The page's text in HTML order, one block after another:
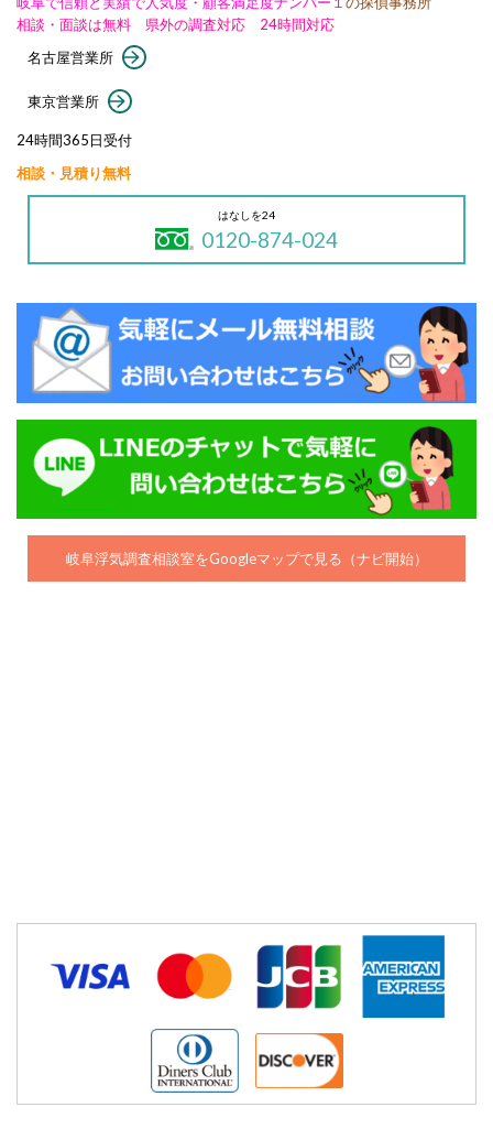
相談・面談は無料 県外の調査対応 24時間対応
名古屋営業所
東京営業所
24時間365日受付
相談・見積り無料
はなしを24
0120-874-024
岐阜浮気調査相談室をGoogleマップで見る（ナビ開始）